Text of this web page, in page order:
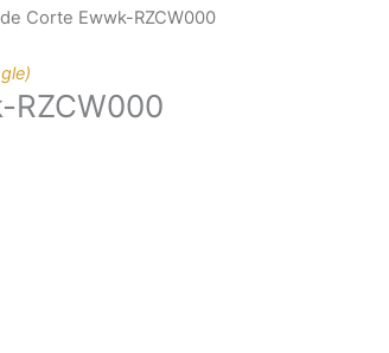
Corte Ewwk-RZCW000
RZCW000